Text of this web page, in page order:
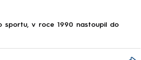
sportu, v roce 1990 nastoupil do